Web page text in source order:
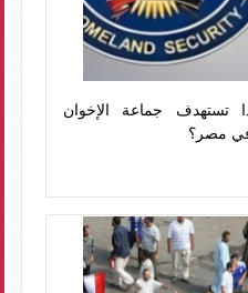
تستهدف جماعة الإخوان
في مصر؟